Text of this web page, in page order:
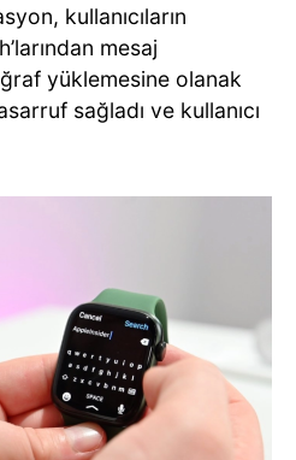
kullanıcıların
mesaj
yüklemesine olanak
sağladı ve kullanıcı